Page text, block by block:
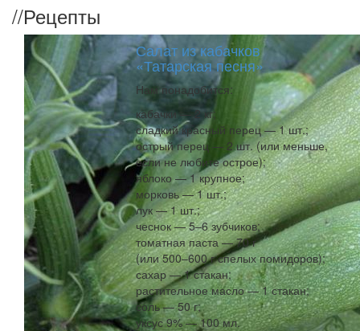
//Рецепты
Салат из кабачков
«Татарская песня»
Нам понадобится:
кабачки — 2 кг;
сладкий красный перец — 1 шт.;
острый перец — 2 шт. (или меньше,
если не любите острое);
яблоко — 1 крупное;
морковь — 1 шт.;
лук — 1 шт.;
чеснок — 5–6 зубчиков;
томатная паста — 70 г
(или 500–600 г спелых помидоров);
сахар — 1 стакан;
растительное масло — 1 стакан;
соль — 50 г;
уксус 9% — 100 мл.